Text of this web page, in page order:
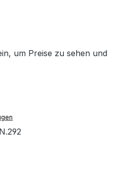
um Preise zu sehen und